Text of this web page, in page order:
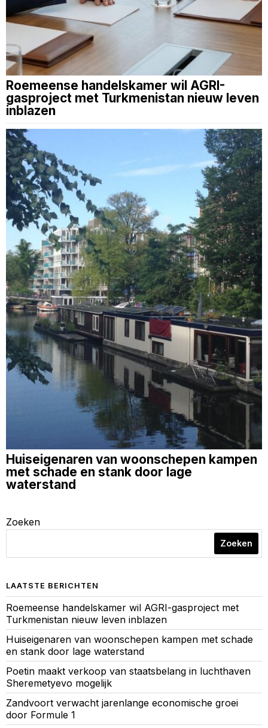
Roemeense handelskamer wil AGRI-
gasproject met Turkmenistan nieuw leven
inblazen
Huiseigenaren van woonschepen kampen
met schade en stank door lage
waterstand
Zoeken
Zoeken
LAATSTE BERICHTEN
Roemeense handelskamer wil AGRI-gasproject met
Turkmenistan nieuw leven inblazen
Huiseigenaren van woonschepen kampen met schade
en stank door lage waterstand
Poetin maakt verkoop van staatsbelang in luchthaven
Sheremetyevo mogelijk
Zandvoort verwacht jarenlange economische groei
door Formule 1